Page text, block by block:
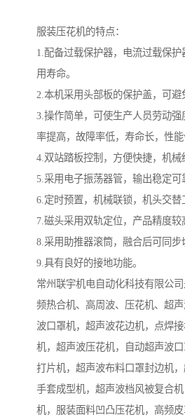
服装压花机的特点：
1.配备过载保护器，电流过载保
用寿命。
2.本机采用头部板的保护盖，可避
3.操作简单，可使生产人员劳动
率提高，故障率低，寿命长，性能
4.双站踏板控制，方便快捷，机械
5.采用电子振荡器管，输出稳定可
6.定时预置，机械联锁，机头交替
7.磁头采用双轨定位，产品精度较
8.采用助推器滚筒，融合后可同步
9.具有良好的接地功能。
常州联宇机电自动化科技有限公
频热合机、高周波、压花机、超
波口罩机，超声波花边机，点焊
机，超声波压花机，自动超声波
打片机，超声波布料口罩封边机
手套成型机，超声波档风被复合
机，服装面料凹凸压花机，高频